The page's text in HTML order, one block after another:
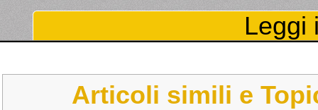
Leggi
Articoli simili e